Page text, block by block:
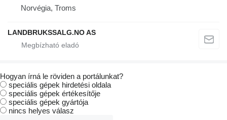
Norvégia, Troms
LANDBRUKSSALG.NO AS
Hogyan írná le röviden a portálunkat?
speciális gépek hirdetési oldala
speciális gépek értékesítője
speciális gépek gyártója
nincs helyes válasz